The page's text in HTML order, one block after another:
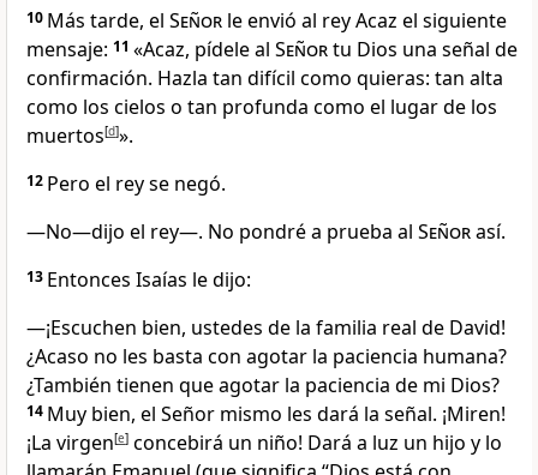
10 Más tarde, el Señor le envió al rey Acaz el siguiente
mensaje: 11 «Acaz, pídele al Señortu Dios una señal de
confirmación. Hazla tan difícil como quieras: tan alta
como los cielos o tan profunda como el lugar de los
muertos[d]».
12 Pero el rey se negó.
—No—dijo el rey—. No pondré a prueba al Señorasí.
13 Entonces Isaías le dijo:
—¡Escuchen bien, ustedes de la familia real de David!
¿Acaso no les basta con agotar la paciencia humana?
¿También tienen que agotar la paciencia de mi Dios?
14 Muy bien, el Señor mismo les dará la señal. ¡Miren!
¡La virgen[e] concebirá un niño! Dará a luz un hijo y lo